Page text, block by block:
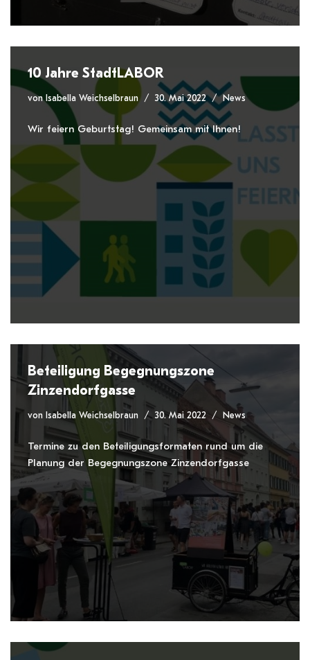
10 Jahre StadtLABOR
von Isabella Weichselbraun 30. Mai 2022 News
Wir feiern Geburtstag! Gemeinsam mit Ihnen!
Beteiligung Begegnungszone
Zinzendorfgasse
von Isabella Weichselbraun 30. Mai 2022 News
Termine zu den Beteiligungsformaten rund um die
Planung der Begegnungszone Zinzendorfgasse